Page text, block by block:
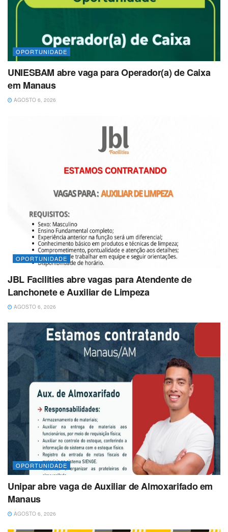
OPORTUNIDADE
UNIESBAM abre vaga para Operador(a) de Caixa
em Manaus
AGOSTO 6, 2026
OPORTUNIDADE
JBL Facilities abre vagas para Atendente de
Lanchonete e Auxiliar de Limpeza
AGOSTO 6, 2026
OPORTUNIDADE
Unipar abre vaga de Auxiliar de Almoxarifado em
Manaus
AGOSTO 6, 2026